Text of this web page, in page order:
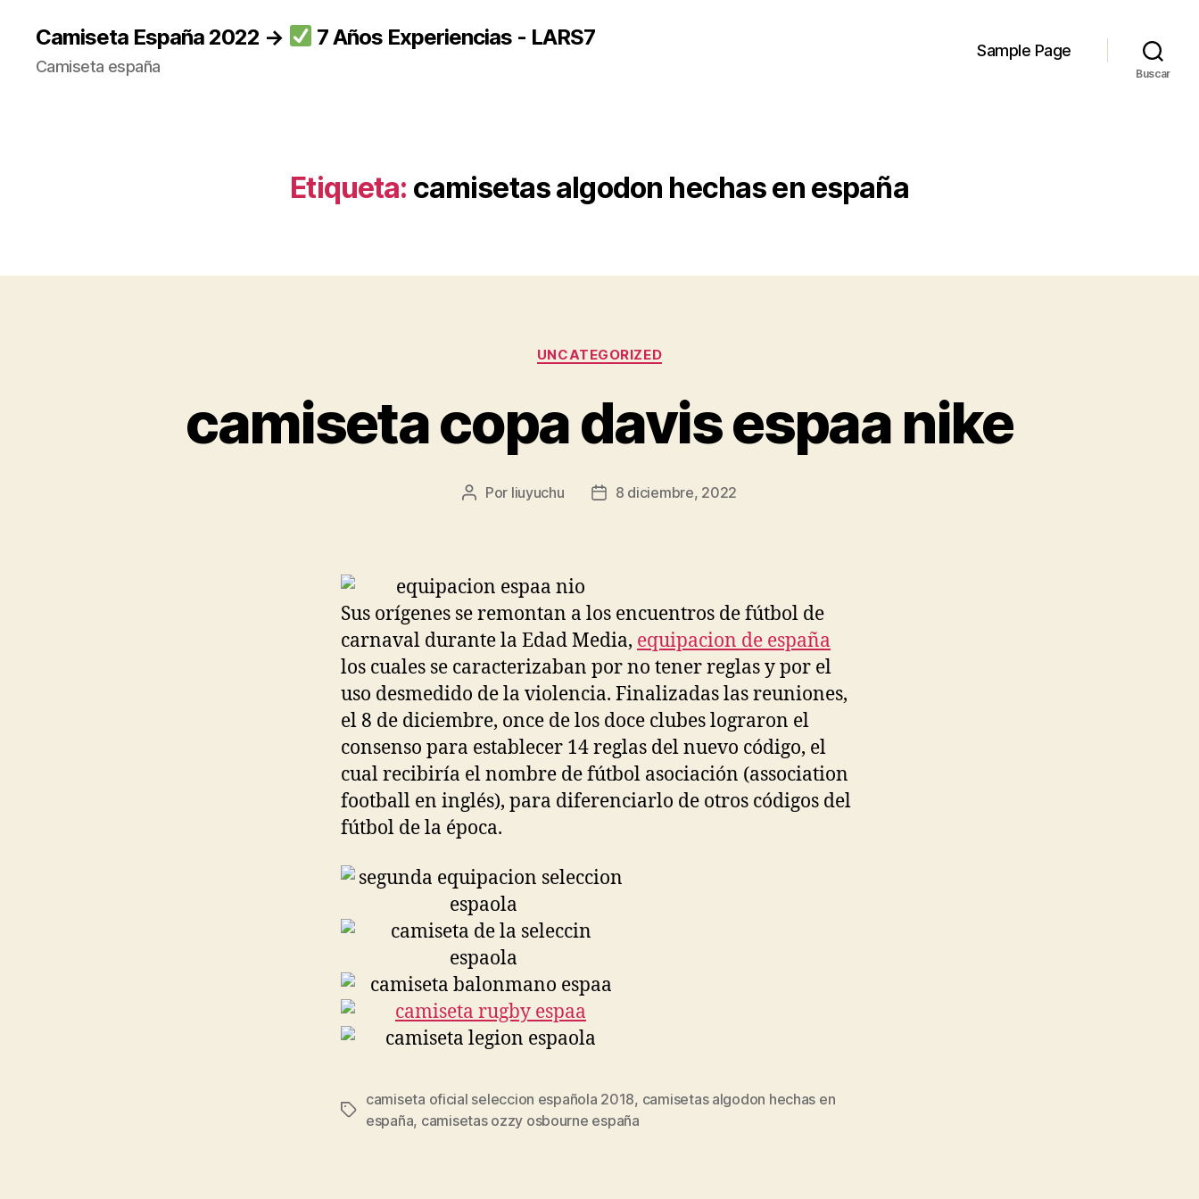
Camiseta España 2022 → 7 Años Experiencias - LARS7
Camiseta españa
Sample Page
Buscar
Etiqueta: camisetas algodon hechas en españa
Categorías
UNCATEGORIZED
camiseta copa davis espaa nike
Autor
Por liuyuchu
Fecha8 diciembre, 2022
Sus orígenes se remontan a los encuentros de fútbol de
carnaval durante la Edad Media, equipacion de españa
los cuales se caracterizaban por no tener reglas y por el
uso desmedido de la violencia. Finalizadas las reuniones,
el 8 de diciembre, once de los doce clubes lograron el
consenso para establecer 14 reglas del nuevo código, el
cual recibiría el nombre de fútbol asociación (association
football en inglés), para diferenciarlo de otros códigos del
fútbol de la época.
Etiquetas
camiseta oficial seleccion española 2018, camisetas algodon hechas en
españa, camisetas ozzy osbourne españa